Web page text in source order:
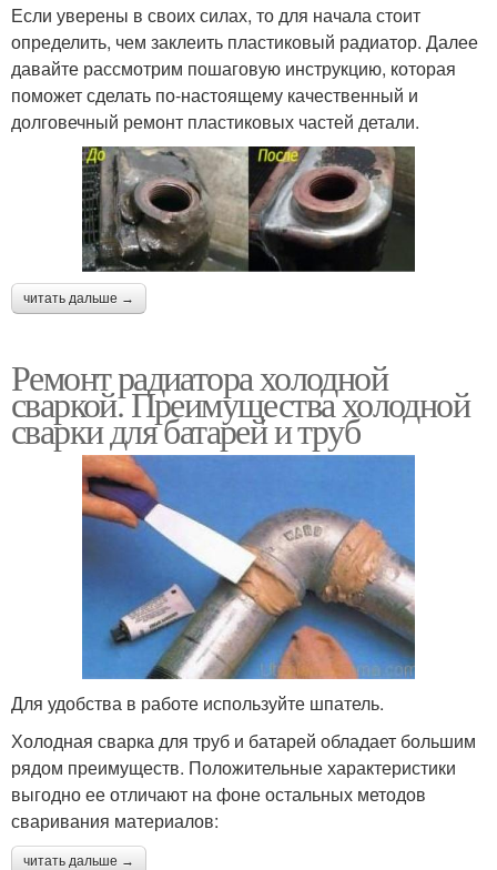
Если уверены в своих силах, то для начала стоит
определить, чем заклеить пластиковый радиатор. Далее
давайте рассмотрим пошаговую инструкцию, которая
поможет сделать по-настоящему качественный и
долговечный ремонт пластиковых частей детали.
читать дальше →
Ремонт радиатора холодной
сваркой. Преимущества холодной
сварки для батарей и труб
Для удобства в работе используйте шпатель.
Холодная сварка для труб и батарей обладает большим
рядом преимуществ. Положительные характеристики
выгодно ее отличают на фоне остальных методов
сваривания материалов:
читать дальше →